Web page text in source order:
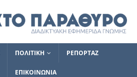
ΠΟΛΙΤΙΚΗ ΡΕΠΟΡΤΑΖ
ΕΠΙΚΟΙΝΩΝΙΑ